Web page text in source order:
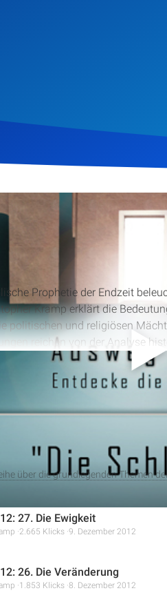
Klicks
Prophetie der Endzeit
Kramp erklärt die
politischen und religiösen
reichen von der Analyse
alles
über die grundlegenden Themen
27. Die Ewigkeit
2.665 Klicks 9. Dezember 2012
26. Die Veränderung
1.853 Klicks 8. Dezember 2012